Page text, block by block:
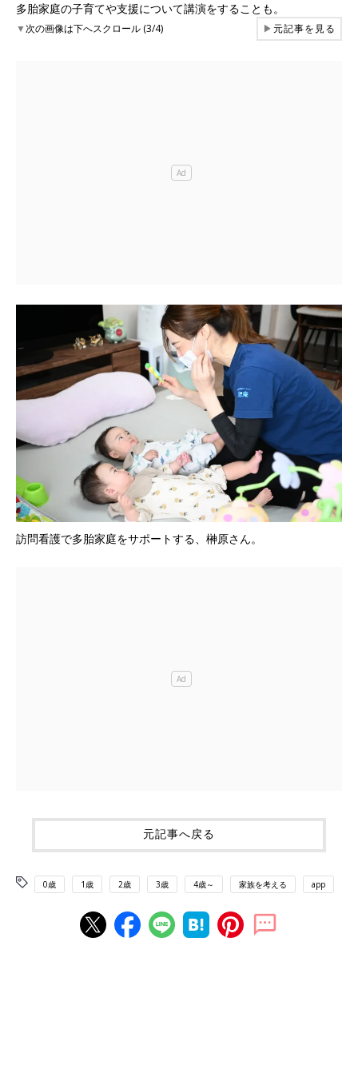
多胎家庭の子育てや支援について講演をすることも。
▼次の画像は下へスクロール (3/4) ▶元記事を見る
訪問看護で多胎家庭をサポートする、榊原さん。
元記事へ戻る
0歳 1歳 2歳 3歳 4歳～ 家族を考える app